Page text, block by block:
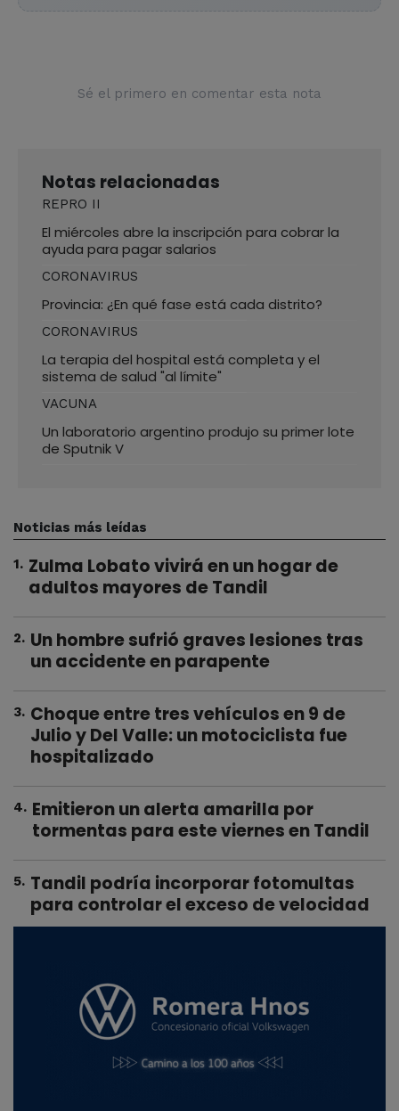
Sé el primero en comentar esta nota
Notas relacionadas
REPRO II
El miércoles abre la inscripción para cobrar la
ayuda para pagar salarios
CORONAVIRUS
Provincia: ¿En qué fase está cada distrito?
CORONAVIRUS
La terapia del hospital está completa y el
sistema de salud "al límite"
VACUNA
Un laboratorio argentino produjo su primer lote
de Sputnik V
Noticias más leídas
1. Zulma Lobato vivirá en un hogar de
adultos mayores de Tandil
2. Un hombre sufrió graves lesiones tras
un accidente en parapente
3. Choque entre tres vehículos en 9 de
Julio y Del Valle: un motociclista fue
hospitalizado
4. Emitieron un alerta amarilla por
tormentas para este viernes en Tandil
5. Tandil podría incorporar fotomultas
para controlar el exceso de velocidad